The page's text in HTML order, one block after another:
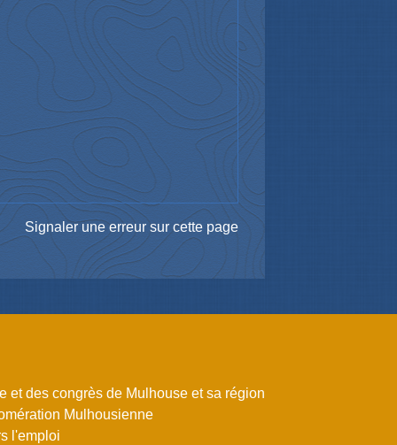
Signaler une erreur sur cette page
et des congrès de Mulhouse et sa région
Mulhousienne
l'emploi